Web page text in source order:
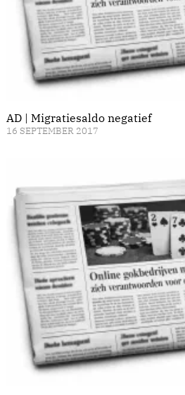
AD | Migratiesaldo negatief
16 SEPTEMBER 2017